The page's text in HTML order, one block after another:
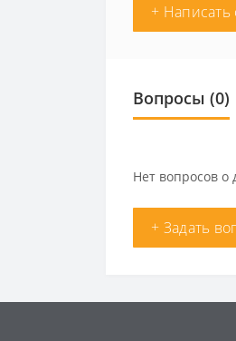
+ Написать
Вопросы (0)
Нет вопросов о
+ Задать